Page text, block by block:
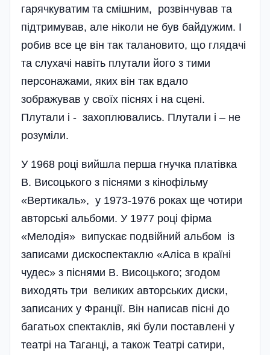
гарячкуватим та смішним, розвінчував та
підтримував, але ніколи не був байдужим. І
робив все це він так талановито, що глядачі
та слухачі навіть плутали його з тими
персонажами, яких він так вдало
зображував у своїх піснях і на сцені.
Плутали і - захоплювались. Плутали і – не
розуміли.
У 1968 році вийшла перша гнучка платівка
В. Висоцького з піснями з кінофільму
«Вертикаль», у 1973-1976 роках ще чотири
авторські альбоми. У 1977 році фірма
«Мелодія» випускає подвійний альбом із
записами дискоспектаклю «Аліса в країні
чудес» з піснями В. Висоцького; згодом
виходять три великих авторських диски,
записаних у Франції. Він написав пісні до
бага­тьох спектаклів, які були поставлені у
театрі на Таганці, а також Театрі сатири,